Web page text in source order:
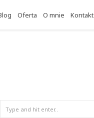
Oferta O mnie Kontakt